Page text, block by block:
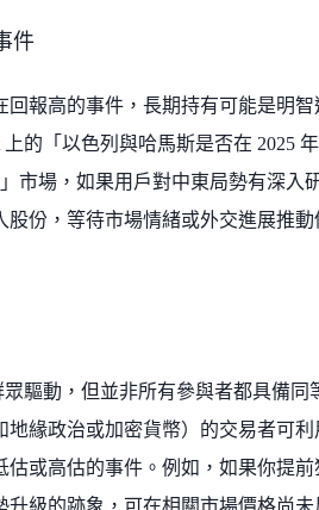
件
回報高的事件，長期持有可能是明智
上的「以色列與哈馬斯是否在 2025
市場，如果用戶對中東局勢有深入
股份，等待市場情緒或外交進展推動
眾驅動，但並非所有參與者都具備同
地緣政治或加密貨幣）的交易者可利
估或高估的事件。例如，如果你提前